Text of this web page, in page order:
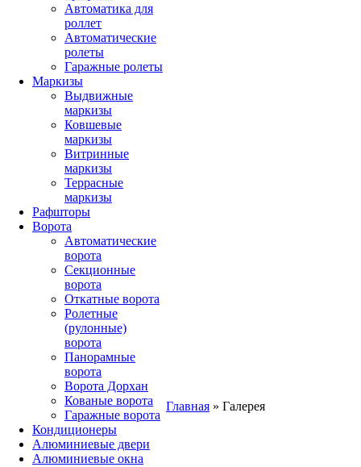
Автоматика для
роллет
Автоматические
ролеты
Гаражные ролеты
Маркизы
Выдвижные
маркизы
Ковшевые
маркизы
Витринные
маркизы
Террасные
маркизы
Рафшторы
Ворота
Автоматические
ворота
Секционные
ворота
Откатные ворота
Ролетные
(рулонные)
ворота
Панорамные
ворота
Ворота Дорхан
Кованые ворота
Гаражные ворота
Кондиционеры
Алюминиевые двери
Алюминиевые окна
Главная » Галерея